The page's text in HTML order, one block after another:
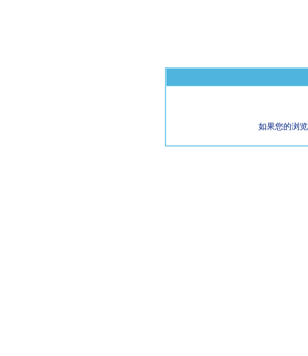
如果您的浏